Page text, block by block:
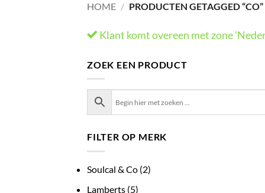
HOME / PRODUCTEN GETAGGED “CO”
Klant komt overeen met zone
ZOEK EEN PRODUCT
FILTER OP MERK
Soulcal & Co (2)
Lamberts (5)